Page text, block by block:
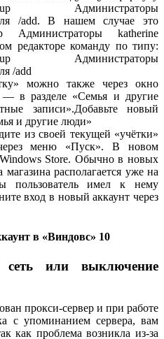
Администраторы
/add. В нашем случае это
Администраторы katherine
редакторе команду по типу:
Администраторы
/add
можно также через окно
в разделе «Семья и другие
записи».Добавьте новый
и другие люди»
из своей текущей «учётки»
меню «Пуск». В новом
Store. Обычно в новых
располагается уже на
пользователь имел к нему
вход в новый аккаунт через
в «Виндовс» 10
или выключение
прокси-сервер и при работе
с упоминанием сервера, вам
как проблема возникла из-за